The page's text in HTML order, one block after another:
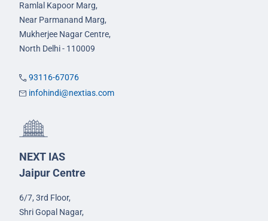
Ramlal Kapoor Marg,
Near Parmanand Marg,
Mukherjee Nagar Centre,
North Delhi - 110009
93116-67076
infohindi@nextias.com
NEXT IAS
Jaipur Centre
6/7, 3rd Floor,
Shri Gopal Nagar,